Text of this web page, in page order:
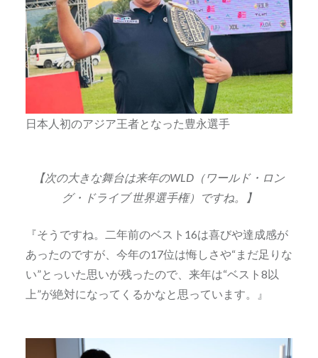
日本人初のアジア王者となった豊永選手
【次の大きな舞台は来年のWLD（ワールド・ロン
グ・ドライブ 世界選手権）ですね。】
『そうですね。二年前のベスト16は喜びや達成感が
あったのですが、今年の17位は悔しさや“まだ足りな
い”とっいた思いが残ったので、来年は“ベスト8以
上”が絶対になってくるかなと思っています。』